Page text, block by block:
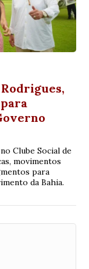
Clube Social de
movimentos
para
da Bahia.